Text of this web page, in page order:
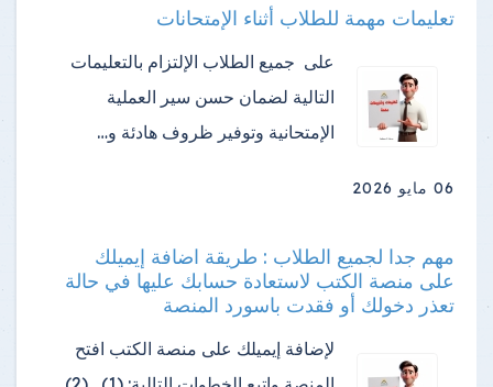
تعليمات مهمة للطلاب أثناء الإمتحانات
على جميع الطلاب الإلتزام بالتعليمات
التالية لضمان حسن سير العملية
الإمتحانية وتوفير ظروف هادئة و…
06 مايو 2026
مهم جدا لجميع الطلاب : طريقة اضافة إيميلك
على منصة الكتب لاستعادة حسابك عليها في حالة
تعذر دخولك أو فقدت باسورد المنصة
لإضافة إيميلك على منصة الكتب افتح